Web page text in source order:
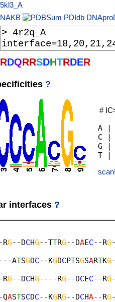
5kl3_A
NAKB PDIdb
RDQRRSDHTRDER
?
#
A |
C |
G
interfaces ?
G--DCHG--TTRG--DAEC--RG
ATSGDC--KGDCPTSGSARTKG
G--DCHG----RG--DCEC--RG
ASTSCDC--KGRG--DCHA--RG